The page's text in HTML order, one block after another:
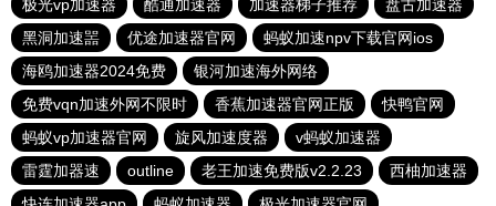
极光vp加速器
酷通加速器 加速器梯子推荐
盘古加速器
黑洞加速噐
优途加速器官网
蚂蚁加速npv下载官网ios
海鸥加速器2024免费
银河加速海外网络
免费vqn加速外网不限时
香蕉加速器官网正版
快鸭官网
蚂蚁vp加速器官网
旋风加速度器
v蚂蚁加速器
雷霆加器速
outline 老王加速免费版v2.2.23
西柚加速器